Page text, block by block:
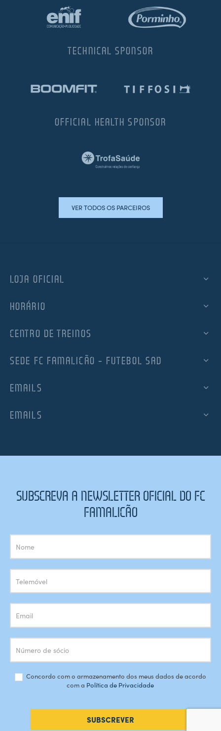
TECHNICAL SPONSOR
OFFICIAL HEALTH SPONSOR
VER TODOS OS PARCEIROS
LOJA OFICIAL
HORÁRIO
CENTRO DE TREINOS
SEDE FC FAMALICÃO – FUTEBOL SAD
EMAILS
EMAILS
SUBSCREVA A NEWSLETTER OFICIAL DO FC
FAMALICÃO
Subscrição
Newsletter
Concordo com o armazenamento dos meus dados de acordo
com a Política de Privacidade
SUBSCREVER